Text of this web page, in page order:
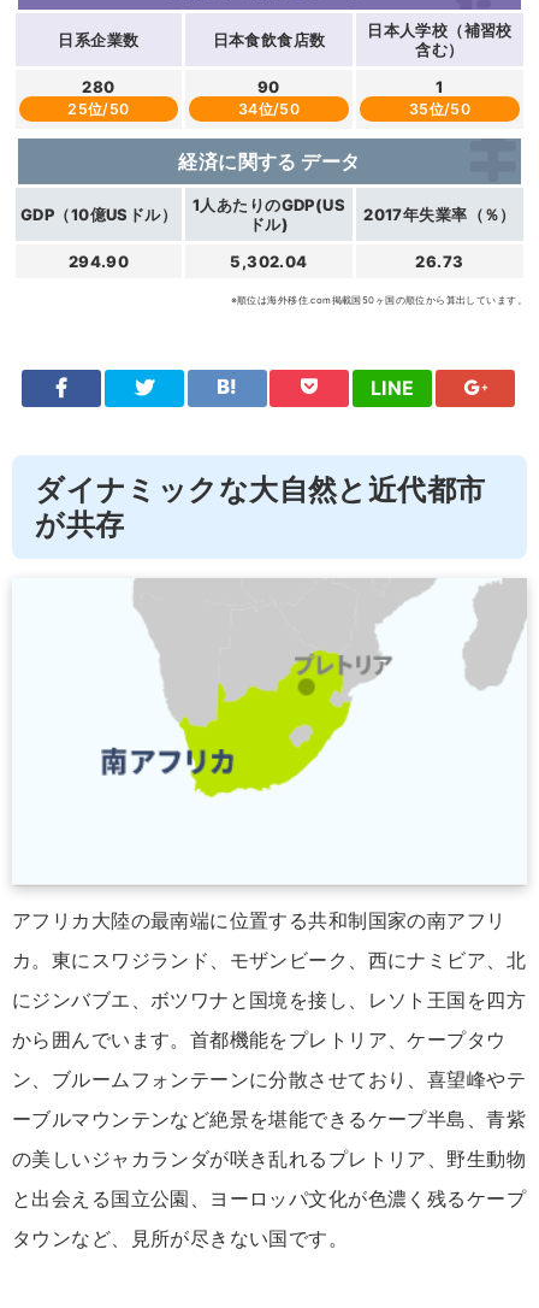
日系企業数 日本食飲食店数
日本人学校（補習校
含む）
280
25位/50
90
34位/50
1
35位/50
経済に関する データ
GDP（10億USドル）
1人あたりのGDP(US
ドル)
2017年失業率（％）
294.90 5,302.04 26.73
※順位は海外移住.com掲載国50ヶ国の順位から算出しています。
LINE
ダイナミックな大自然と近代都市
が共存
アフリカ大陸の最南端に位置する共和制国家の南アフリ
カ。東にスワジランド、モザンビーク、西にナミビア、北
にジンバブエ、ボツワナと国境を接し、レソト王国を四方
から囲んでいます。首都機能をプレトリア、ケープタウ
ン、ブルームフォンテーンに分散させており、喜望峰やテ
ーブルマウンテンなど絶景を堪能できるケープ半島、青紫
の美しいジャカランダが咲き乱れるプレトリア、野生動物
と出会える国立公園、ヨーロッパ文化が色濃く残るケープ
タウンなど、見所が尽きない国です。